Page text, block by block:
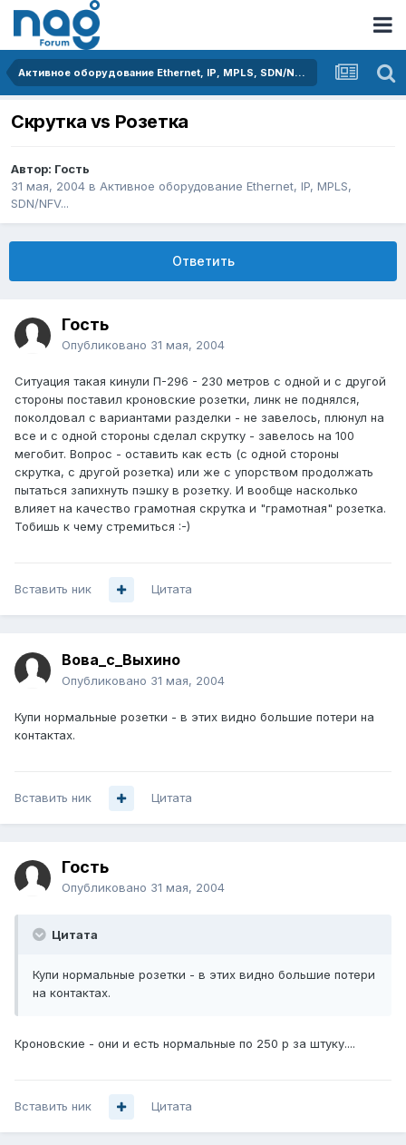
Активное оборудование Ethernet, IP, MPLS, SDN/NFV...
Скрутка vs Розетка
Автор: Гость
31 мая, 2004 в Активное оборудование Ethernet, IP, MPLS,
SDN/NFV...
Ответить
Гость
Опубликовано 31 мая, 2004
Ситуация такая кинули П-296 - 230 метров с одной и с другой
стороны поставил кроновские розетки, линк не поднялся,
поколдовал с вариантами разделки - не завелось, плюнул на
все и с одной стороны сделал скрутку - завелось на 100
мегобит. Вопрос - оставить как есть (с одной стороны
скрутка, с другой розетка) или же с упорством продолжать
пытаться запихнуть пэшку в розетку. И вообще насколько
влияет на качество грамотная скрутка и "грамотная" розетка.
Тобишь к чему стремиться :-)
Вставить ник Цитата
Вова_с_Выхино
Опубликовано 31 мая, 2004
Купи нормальные розетки - в этих видно большие потери на
контактах.
Вставить ник Цитата
Гость
Опубликовано 31 мая, 2004
Цитата
Купи нормальные розетки - в этих видно большие потери
на контактах.
Кроновские - они и есть нормальные по 250 р за штуку....
Вставить ник Цитата